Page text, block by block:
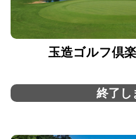
玉造ゴルフ倶
終了し